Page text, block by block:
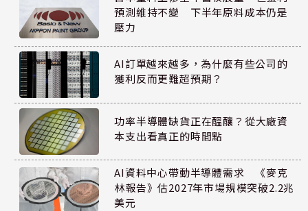
預測維持不變 下半年原料成本仍是
壓力
AI訂單越來越多，為什麼有些公司的
獲利反而更難超預期？
功率半導體缺貨正在醞釀？從大廠資
本支出看真正的時間點
AI資料中心帶動半導體需求 《麥克
林報告》估2027年市場規模突破2.2兆
美元